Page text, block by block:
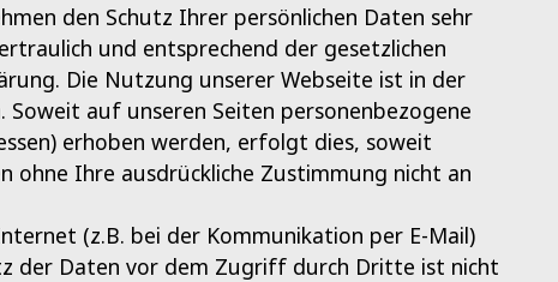
den Schutz Ihrer persönlichen Daten sehr
und entsprechend der gesetzlichen
Die Nutzung unserer Webseite ist in der
auf unseren Seiten personenbezogene
erhoben werden, erfolgt dies, soweit
ohne Ihre ausdrückliche Zustimmung nicht an
(z.B. bei der Kommunikation per E-Mail)
der Daten vor dem Zugriff durch Dritte ist nicht